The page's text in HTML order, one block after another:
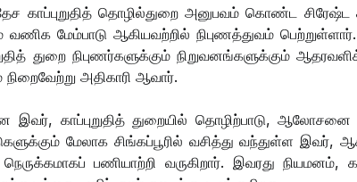
காப்புறுதித் தொழில்துறை அனுபவம் கொண்ட சிரேஷ்ட
வணிக மேம்பாடு ஆகியவற்றில் நிபுணத்துவம்
துறை நிபுணர்களுக்கும் நிறுவனங்களுக்கும்
அதிகாரி ஆவார்.
இவர், காப்புறுதித் துறையில் தொழிற்பாடு,
மேலாக சிங்கப்பூரில் வசித்து வந்துள்ள இவர்,
பணியாற்றி வருகிறார். இவரது நியமனம்,